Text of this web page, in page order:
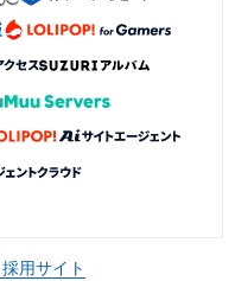
採用サイト